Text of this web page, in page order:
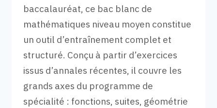
baccalauréat, ce bac blanc de
mathématiques niveau moyen constitue
un outil d’entraînement complet et
structuré. Conçu à partir d’exercices
issus d’annales récentes, il couvre les
grands axes du programme de
spécialité : fonctions, suites, géométrie